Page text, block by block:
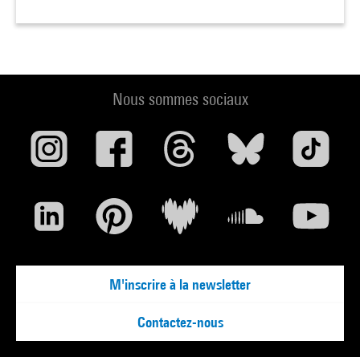
Nous sommes sociaux
M'inscrire à la newsletter
Contactez-nous